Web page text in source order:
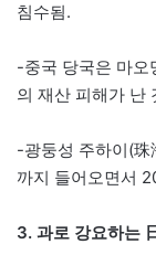
침수됨.
-중국 당국은 마
의 재산 피해가 난
-광둥성 주하이(珠
까지 들어오면서
3. 과로 강요하는